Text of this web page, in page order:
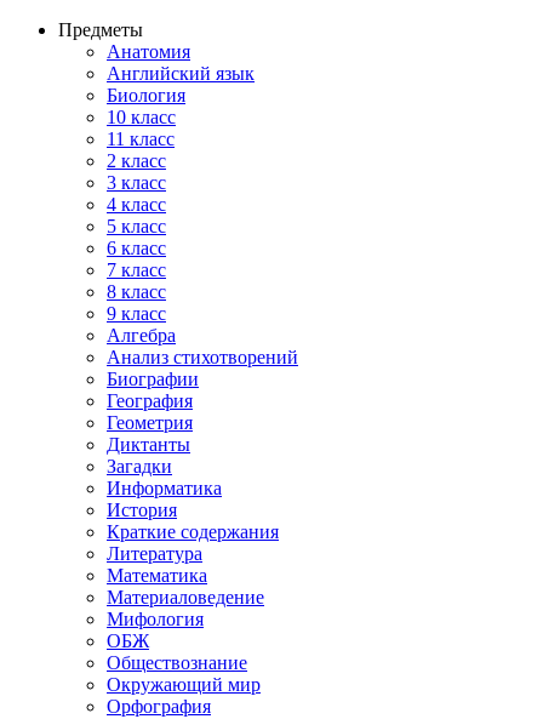
Предметы
Анатомия
Английский язык
Биология
10 класс
11 класс
2 класс
3 класс
4 класс
5 класс
6 класс
7 класс
8 класс
9 класс
Алгебра
Анализ стихотворений
Биографии
География
Геометрия
Диктанты
Загадки
Информатика
История
Краткие содержания
Литература
Математика
Материаловедение
Мифология
ОБЖ
Обществознание
Окружающий мир
Орфография